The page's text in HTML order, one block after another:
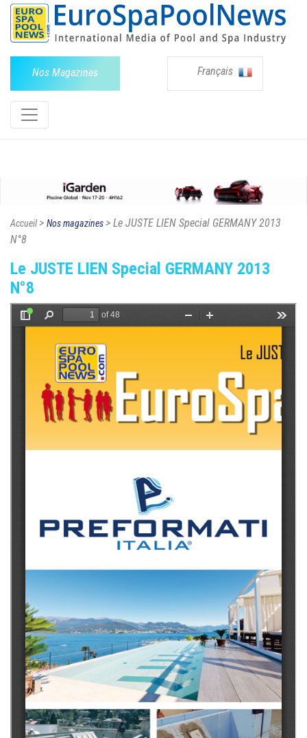
Nos Magazines Français
Accueil> Nos magazines> Le JUSTE LIEN Special GERMANY 2013
N°8
Le JUSTE LIEN Special GERMANY 2013
N°8